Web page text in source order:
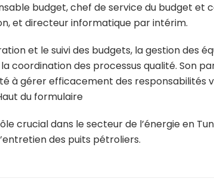
budget, chef de service du budget et
et directeur informatique par intérim.
et le suivi des budgets, la gestion des
coordination des processus qualité. Son
à gérer efficacement des responsabilités
du formulaire
crucial dans le secteur de l’énergie en
des puits pétroliers.